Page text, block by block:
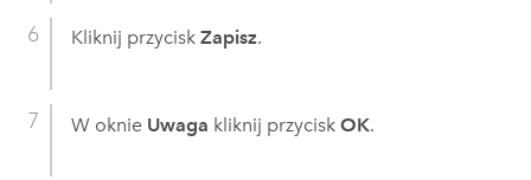
Kliknij przycisk Zapisz.
W oknie Uwaga kliknij przycisk OK.